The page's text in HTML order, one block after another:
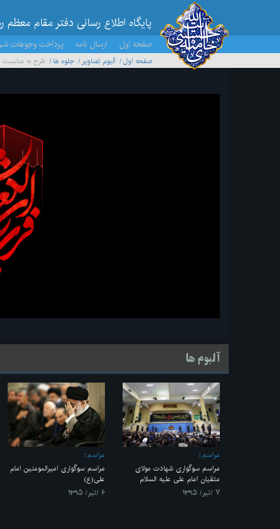
پایگاه اطلاع رسانی دفتر مقام معظم
صفحه اول ارسال نامه پرداخت وجوهات
صفحه اول آلبوم تصاویر جلوه ها
طرح به مناسبت
آلبوم ها
مراسم
مراسم سوگواری شهادت مولای
متقیان امام علی علیه السلام
۷ /تیر/ ۱۳۹۵
مراسم
مراسم سوگواری امیرالمومنین امام
علی(ع)
۶ /تیر/ ۱۳۹۵